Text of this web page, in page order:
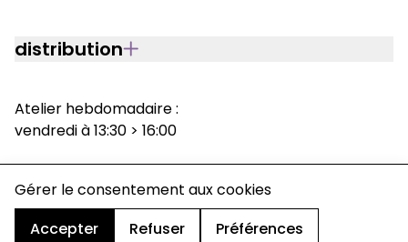
Gérer le consentement aux cookies
Accepter
Refuser Préférences
distribution
Atelier hebdomadaire :
vendredi à 13:30 > 16:00
charte de confidentialité
mentions légales
cookies